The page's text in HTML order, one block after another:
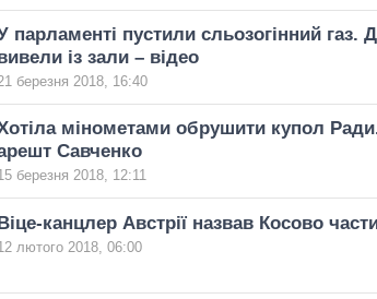
парламенті пустили сльозогінний газ.
із зали – відео
березня 2018, 16:40
мінометами обрушити купол
Савченко
березня 2018, 12:11
канцлер Австрії назвав Косово
лютого 2018, 06:00